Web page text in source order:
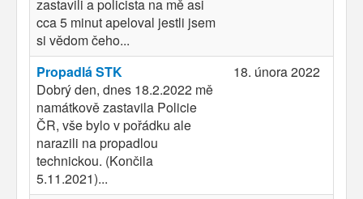
zastavili a policista na mě asi
cca 5 minut apeloval jestli jsem
si vědom čeho...
Propadlá STK
Dobrý den, dnes 18.2.2022 mě
namátkově zastavila Policie
ČR, vše bylo v pořádku ale
narazili na propadlou
technickou. (Končila
5.11.2021)...
18. února 2022